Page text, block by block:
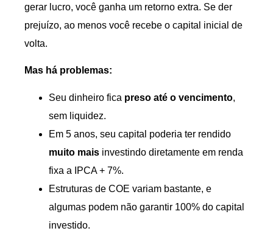
gerar lucro, você ganha um retorno extra. Se der
prejuízo, ao menos você recebe o capital inicial de
volta.
Mas há problemas:
Seu dinheiro fica preso até o vencimento,
sem liquidez.
Em 5 anos, seu capital poderia ter rendido
muito mais investindo diretamente em renda
fixa a IPCA + 7%.
Estruturas de COE variam bastante, e
algumas podem não garantir 100% do capital
investido.